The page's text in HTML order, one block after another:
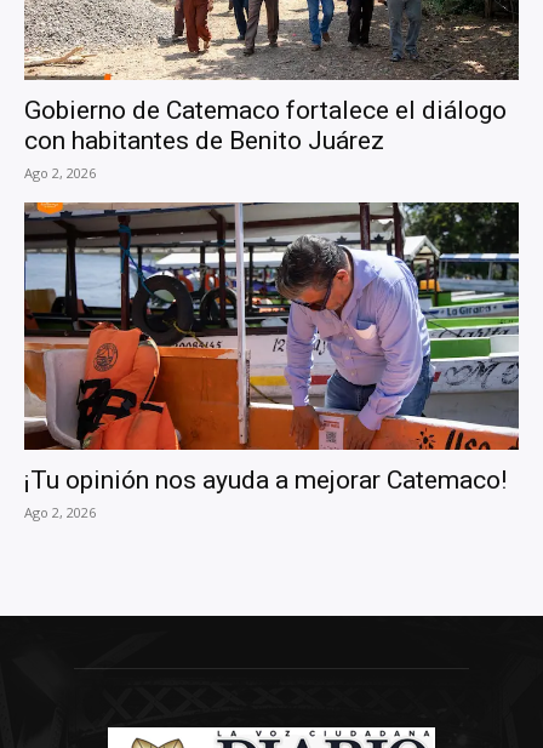
Gobierno de Catemaco fortalece el diálogo
con habitantes de Benito Juárez
Ago 2, 2026
¡Tu opinión nos ayuda a mejorar Catemaco!
Ago 2, 2026